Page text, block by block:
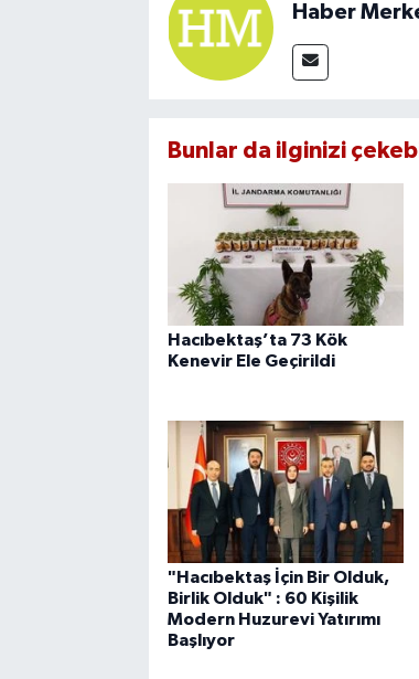
Haber
Bunlar da ilginizi
Hacıbektaş’ta 73 Kök
Kenevir Ele Geçirildi
"Hacıbektaş İçin Bir Olduk,
Birlik Olduk" : 60 Kişilik
Modern Huzurevi Yatırımı
Başlıyor